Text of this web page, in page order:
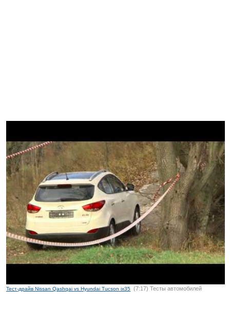
Тест-драйв Nissan Qashqai vs Hyundai Tucson ix35 (7:17) Тесты автомобилей